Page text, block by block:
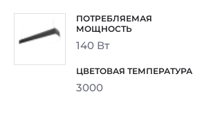
140 Вт
3000